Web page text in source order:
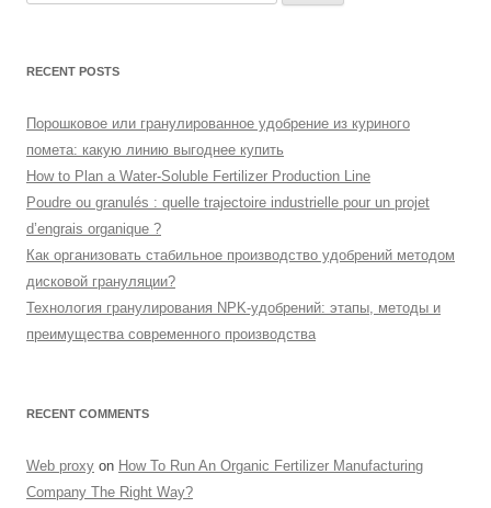
RECENT POSTS
Порошковое или гранулированное удобрение из куриного
помета: какую линию выгоднее купить
How to Plan a Water-Soluble Fertilizer Production Line
Poudre ou granulés : quelle trajectoire industrielle pour un projet
d’engrais organique ?
Как организовать стабильное производство удобрений методом
дисковой грануляции?
Технология гранулирования NPK-удобрений: этапы, методы и
преимущества современного производства
RECENT COMMENTS
Web proxy on How To Run An Organic Fertilizer Manufacturing
Company The Right Way?